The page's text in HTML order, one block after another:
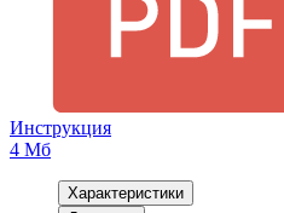
Инструкция
4 Мб
Характеристики